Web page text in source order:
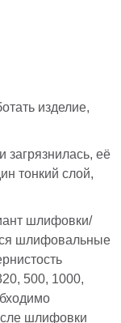
изделие,
загрязнилась, её
тонкий слой,
шлифовки/
шлифовальные
500, 1000,
шлифовки